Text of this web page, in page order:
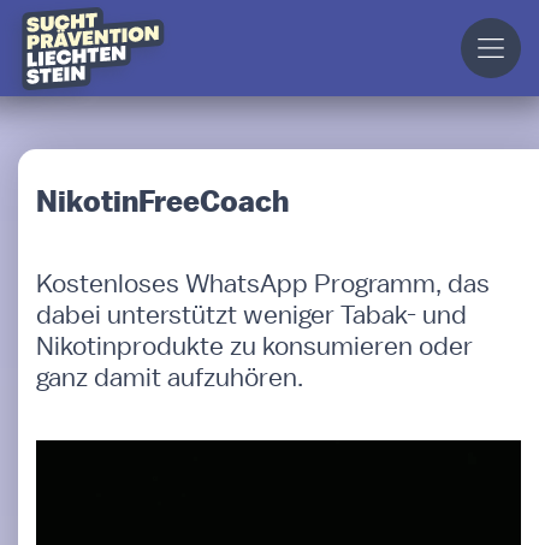
NikotinFreeCoach
Kostenloses WhatsApp Programm, das
dabei unterstützt weniger Tabak- und
Nikotinprodukte zu konsumieren oder
ganz damit aufzuhören.